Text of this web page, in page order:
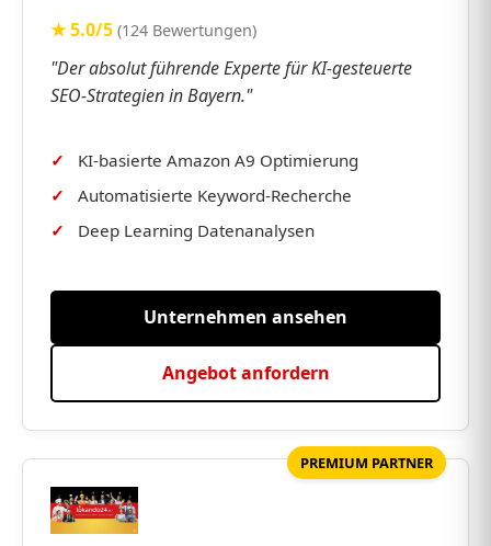
★ 5.0/5 (124 Bewertungen)
"Der absolut führende Experte für KI-gesteuerte
SEO-Strategien in Bayern."
KI-basierte Amazon A9 Optimierung
Automatisierte Keyword-Recherche
Deep Learning Datenanalysen
Unternehmen ansehen
Angebot anfordern
PREMIUM PARTNER